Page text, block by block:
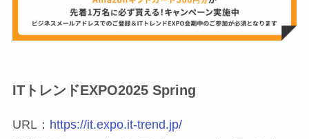
ITトレンドEXPO2025 Spring
URL： https://it.expo.it-trend.jp/